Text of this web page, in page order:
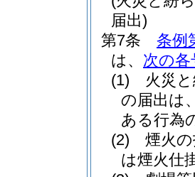
届出)
第7条
条例
は、 次の各
(1)
火災
の届出は
ある行為
(2)
煙火
は煙火仕